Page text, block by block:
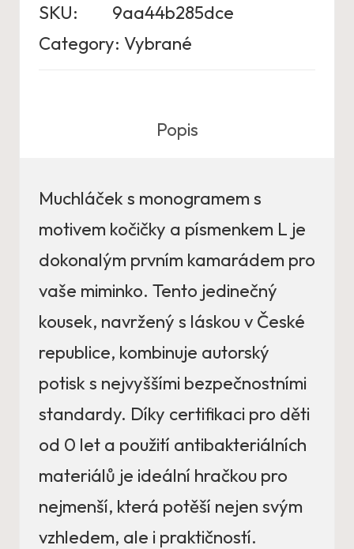
SKU:
9aa44b285dce
Category: Vybrané
Popis
Muchláček s monogramem s
motivem kočičky a písmenkem L je
dokonalým prvním kamarádem pro
vaše miminko. Tento jedinečný
kousek, navržený s láskou v České
republice, kombinuje autorský
potisk s nejvyššími bezpečnostními
standardy. Díky certifikaci pro děti
od 0 let a použití antibakteriálních
materiálů je ideální hračkou pro
nejmenší, která potěší nejen svým
vzhledem, ale i praktičností.